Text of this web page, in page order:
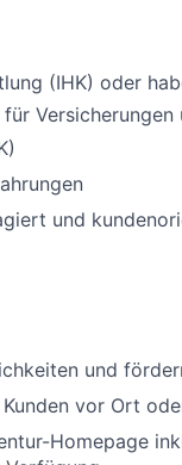
(IHK) oder
für Versicherungen
und
und
vor Ort
Homepage